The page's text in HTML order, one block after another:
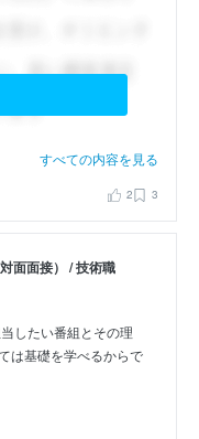
すべての内容を見る
2 3
面面接） / 技術職
したい番組とその理
は基礎を学べるからで